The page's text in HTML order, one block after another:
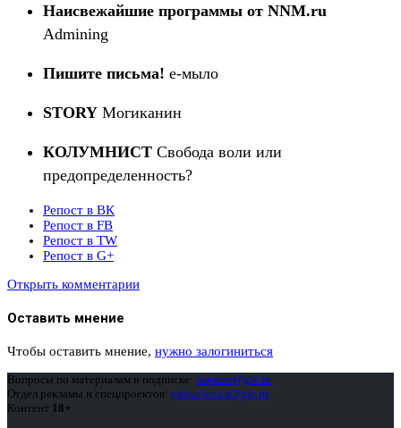
Наисвежайшие программы от NNM.ru
Admining
Пишите письма! e-мыло
STORY Могиканин
КОЛУМНИСТ Свобода воли или
предопределенность?
Репост в ВК
Репост в FB
Репост в TW
Репост в G+
Открыть комментарии
Оставить мнение
Чтобы оставить мнение, нужно залогиниться
Вопросы по материалам и подписке: support@glc.ru
Отдел рекламы и спецпроектов: yakovleva.a@glc.ru
Контент 18+